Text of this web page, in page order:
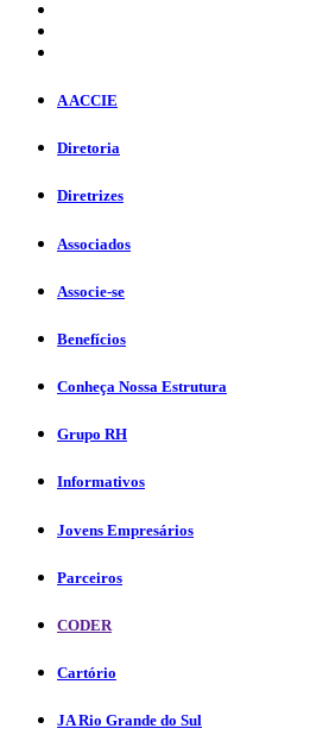
A ACCIE
Diretoria
Diretrizes
Associados
Associe-se
Benefícios
Conheça Nossa Estrutura
Grupo RH
Informativos
Jovens Empresários
Parceiros
CODER
Cartório
JA Rio Grande do Sul